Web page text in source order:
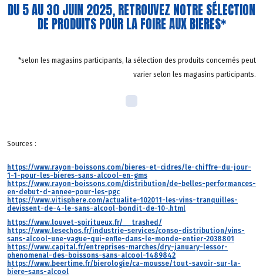
DU 5 AU 30 JUIN 2025, RETROUVEZ NOTRE SÉLECTION
DE PRODUITS POUR LA FOIRE AUX BIERES*
*selon les magasins participants, la sélection des produits concernés peut
varier selon les magasins participants.
Sources :
https://www.rayon-boissons.com/bieres-et-cidres/le-chiffre-du-jour-
1-1-pour-les-bieres-sans-alcool-en-gms
https://www.rayon-boissons.com/distribution/de-belles-performances-
en-debut-d-annee-pour-les-pgc
https://www.vitisphere.com/actualite-102011-les-vins-tranquilles-
devissent-de-4-le-sans-alcool-bondit-de-10-.html
https://www.louvet-spiritueux.fr/__trashed/
https://www.lesechos.fr/industrie-services/conso-distribution/vins-
sans-alcool-une-vague-qui-enfle-dans-le-monde-entier-2038801
https://www.capital.fr/entreprises-marches/dry-january-lessor-
phenomenal-des-boissons-sans-alcool-1489842
https://www.beertime.fr/bierologie/ca-mousse/tout-savoir-sur-la-
biere-sans-alcool